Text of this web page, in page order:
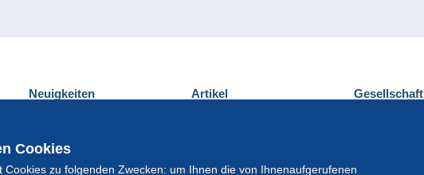
Cookies
Cookies zu folgenden Zwecken: um Ihnen die von Ihnenaufgerufenen
Neuigkeiten Artikel Gesellschaft